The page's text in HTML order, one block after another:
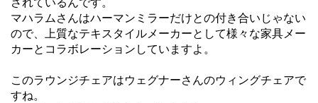
マハラムさんはハーマンミラーだけとの付き合いじゃない
ので、上質なテキスタイルメーカーとして様々な家具メー
カーとコラボレーションしていますよ。
このラウンジチェアはウェグナーさんのウィングチェアで
すね。